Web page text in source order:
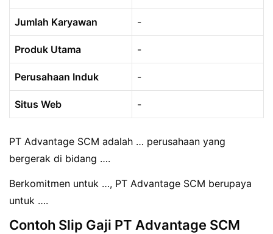
Jumlah Karyawan -
Produk Utama -
Perusahaan Induk -
Situs Web -
PT Advantage SCM adalah … perusahaan yang
bergerak di bidang ….
Berkomitmen untuk …, PT Advantage SCM berupaya
untuk ….
Contoh Slip Gaji PT Advantage SCM